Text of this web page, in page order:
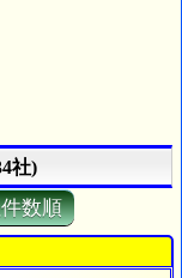
社)
数順